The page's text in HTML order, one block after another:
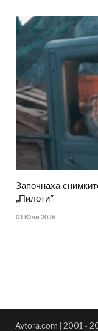
Започнаха
„Пилоти“
01 Юли 2026
Avtora.com | 2001 -